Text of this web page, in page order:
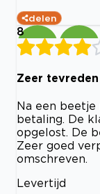
delen
8
Zeer tevreden
Na een
betaling. De
opgelost. De
Zeer goed
omschreven.
Levertijd